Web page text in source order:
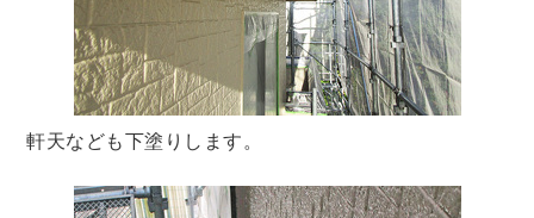
軒天なども下塗りします。